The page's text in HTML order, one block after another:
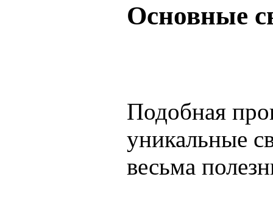
Основные
Подобная
уникальные
весьма